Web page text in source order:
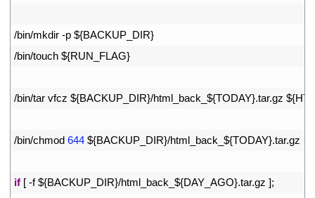
/bin/mkdir -p ${BACKUP_DIR}
/bin/touch ${RUN_FLAG}
/bin/tar vfcz ${BACKUP_DIR}/html_back_ ${TODAY}.tar.gz ${
/bin/chmod 644 ${BACKUP_DIR}/html_back_ ${TODAY}.tar.gz
if [ -f ${BACKUP_DIR}/html_back_ ${DAY_AGO}.tar.gz ];